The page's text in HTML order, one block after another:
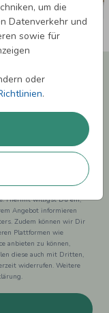
um die
Datenverkehr und
sowie für
oder
.
Rabatt**
Hiermit willigst Du ein,
Angebot informieren
Zudem können wir Dir
Plattformen wie
anbieten zu können,
diese auch mit Dritten,
widerrufen. Weitere